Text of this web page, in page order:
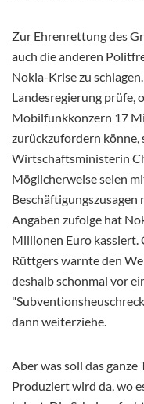
Zur Ehrenrettung des
auch die anderen
Nokia-Krise zu
Landesregierung prüfe,
Mobilfunkkonzern 17
zurückzufordern könne,
Wirtschaftsministerin
Möglicherweise seien
Angaben zufolge hat
Millionen Euro
Rüttgers warnte den
deshalb schonmal vor
dann weiterziehe.
Aber was soll das
Produziert wird da, wo